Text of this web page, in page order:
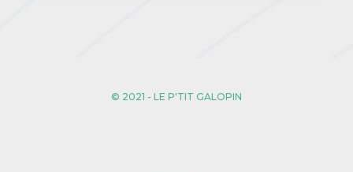
© 2021 - LE P'TIT GALOPIN